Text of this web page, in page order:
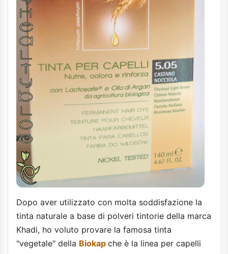
Dopo aver utilizzato con molta soddisfazione la
tinta naturale a base di polveri tintorie della marca
Khadi, ho voluto provare la famosa tinta
"vegetale" della Biokap che è la linea per capelli